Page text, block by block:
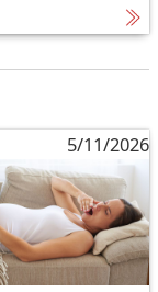
5/11/2026